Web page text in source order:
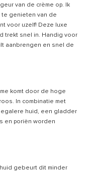
van de crème op. Ik
te genieten van de
voor uzelf! Deze luxe
trekt snel in. Handig voor
aanbrengen en snel de
komt door de hoge
In combinatie met
huid, een gladder
en poriën worden
gebeurt dit minder